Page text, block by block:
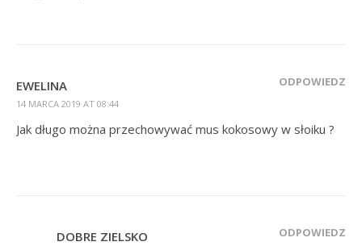
EWELINA
14 MARCA 2019 AT 08:44
ODPOWIEDZ
Jak długo można przechowywać mus kokosowy w słoiku ?
DOBRE ZIELSKO ODPOWIEDZ